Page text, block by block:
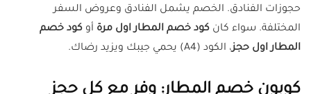
حجوزات الفنادق. الخصم يشمل الفنادق وعروض السفر
المختلفة. سواء كان كود خصم المطار اول مرة أو كود خصم
المطار اول حجز، الكود (A4) يحمي جيبك ويزيد رضاك.
كوبون خصم المطار: وفر مع كل حجز